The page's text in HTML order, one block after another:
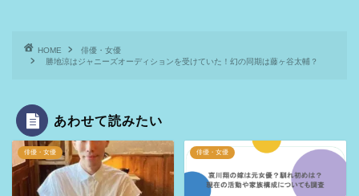
HOME
俳優・女優
勝地涼はジャニーズオーディションを受けていた！幻の同期は藤ヶ谷太輔？
あわせて読みたい
俳優・女優 俳優・女優